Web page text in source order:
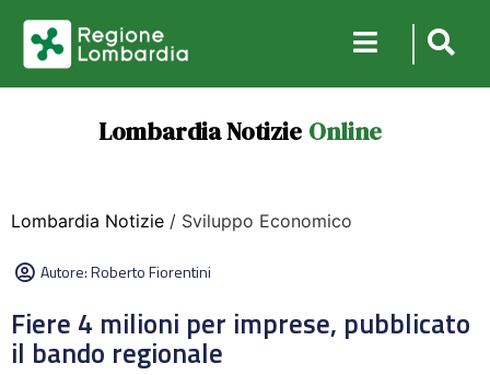
Lombardia Notizie Online
Lombardia Notizie / Sviluppo Economico
Autore:Roberto Fiorentini
Fiere 4 milioni per imprese, pubblicato
il bando regionale